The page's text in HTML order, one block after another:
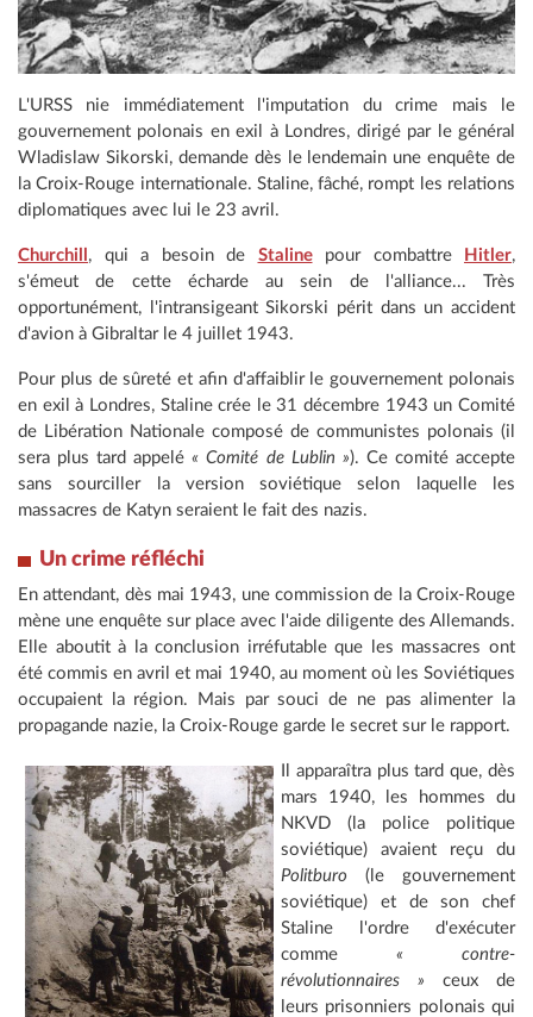
L'URSS nie immédiatement l'imputation du crime mais le
gouvernement polonais en exil à Londres, dirigé par le général
Wladislaw Sikorski, demande dès le lendemain une enquête de
la Croix-Rouge internationale. Staline, fâché, rompt les relations
diplomatiques avec lui le 23 avril.
Churchill , qui a besoin de Stalinepour combattre Hitler,
s'émeut de cette écharde au sein de l'alliance... Très
opportunément, l'intransigeant Sikorski périt dans un accident
d'avion à Gibraltar le 4 juillet 1943.
Pour plus de sûreté et afin d'affaiblir le gouvernement polonais
en exil à Londres, Staline crée le 31 décembre 1943 un Comité
de Libération Nationale composé de communistes polonais (il
sera plus tard appelé« Comité de Lublin »). Ce comité accepte
sans sourciller la version soviétique selon laquelle les
massacres de Katyn seraient le fait des nazis.
Un crime réfléchi
En attendant, dès mai 1943, une commission de la Croix-Rouge
mène une enquête sur place avec l'aide diligente des Allemands.
Elle aboutit à la conclusion irréfutable que les massacres ont
été commis en avril et mai 1940, au moment où les Soviétiques
occupaient la région. Mais par souci de ne pas alimenter la
propagande nazie, la Croix-Rouge garde le secret sur le rapport.
Il apparaîtra plus tard que, dès
mars 1940, les hommes du
NKVD (la police politique
soviétique) avaient reçu du
Politburo (le gouvernement
soviétique) et de son chef
Staline l'ordre d'exécuter
comme « contre-
révolutionnaires » ceux de
leurs prisonniers polonais qui